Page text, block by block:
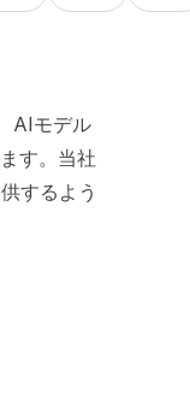
AIモデル
す。当社
するよう